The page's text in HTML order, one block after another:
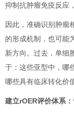
抑制抗肿瘤免疫反应
因此，准确识别肿瘤
的形成机制，也可能
新方向。 过去，单细
于：这些亚型中，哪
哪些具有临床转化价
建立rOER评价体系